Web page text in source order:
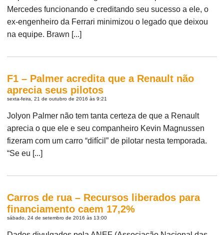
Mercedes funcionando e creditando seu sucesso a ele, o
ex-engenheiro da Ferrari minimizou o legado que deixou
na equipe. Brawn [...]
F1 – Palmer acredita que a Renault não
aprecia seus pilotos
sexta-feira, 21 de outubro de 2016 às 9:21
Jolyon Palmer não tem tanta certeza de que a Renault
aprecia o que ele e seu companheiro Kevin Magnussen
fizeram com um carro “difícil” de pilotar nesta temporada.
“Se eu [...]
Carros de rua – Recursos liberados para
financiamento caem 17,2%
sábado, 24 de setembro de 2016 às 13:00